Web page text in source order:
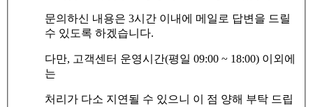
문의하신 내용은 3시간 이내에 메일로 답변을 드릴
수 있도록 하겠습니다.
다만, 고객센터 운영시간(평일 09:00 ~ 18:00) 이외에
는
처리가 다소 지연될 수 있으니 이 점 양해 부탁 드립